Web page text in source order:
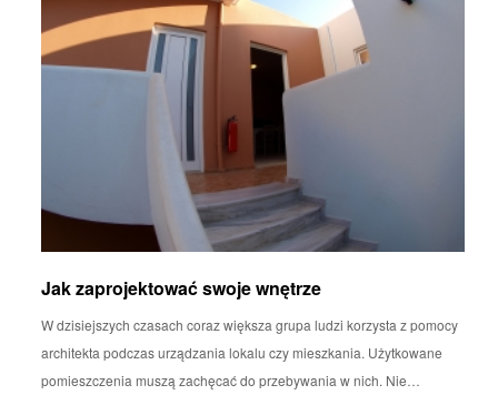
Jak zaprojektować swoje wnętrze
W dzisiejszych czasach coraz większa grupa ludzi korzysta z pomocy
architekta podczas urządzania lokalu czy mieszkania. Użytkowane
pomieszczenia muszą zachęcać do przebywania w nich. Nie…